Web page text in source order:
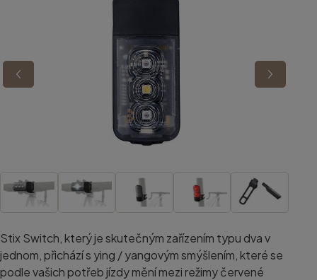
Stix Switch, který je skutečným zařízením typu dva v
jednom, přichází s ying / yangovým smýšlením, které se
podle vašich potřeb jízdy mění mezi režimy červené